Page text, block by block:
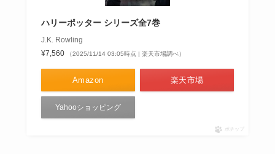
ハリーポッター シリーズ全7巻
J.K. Rowling
¥7,560
（2025/11/14 03:05時点 | 楽天市場調べ）
Amazon 楽天市場
Yahooショッピング
ポチップ